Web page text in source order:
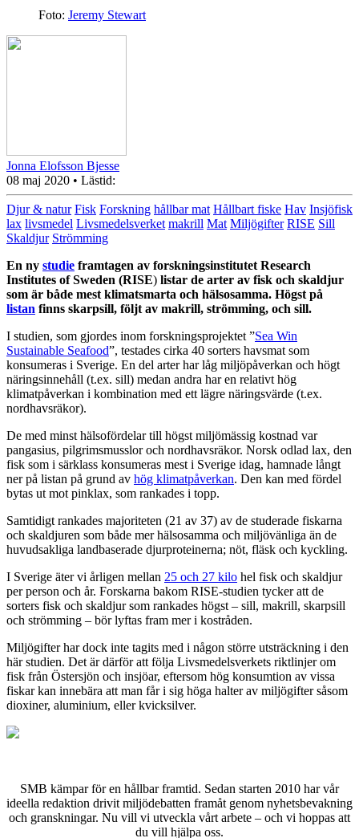
Foto: Jeremy Stewart
Jonna Elofsson Bjesse
08 maj 2020 • Lästid:
Djur & natur Fisk Forskning hållbar mat Hållbart fiske Hav Insjöfisk
lax livsmedel Livsmedelsverket makrill Mat Miljögifter RISE Sill
Skaldjur Strömming
En ny studie framtagen av forskningsinstitutet Research
Institutes of Sweden (RISE) listar de arter av fisk och skaldjur
som är både mest klimatsmarta och hälsosamma. Högst på
listan finns skarpsill, följt av makrill, strömming, och sill.
I studien, som gjordes inom forskningsprojektet ”Sea Win
Sustainable Seafood”, testades cirka 40 sorters havsmat som
konsumeras i Sverige. En del arter har låg miljöpåverkan och högt
näringsinnehåll (t.ex. sill) medan andra har en relativt hög
klimatpåverkan i kombination med ett lägre näringsvärde (t.ex.
nordhavsräkor).
De med minst hälsofördelar till högst miljömässig kostnad var
pangasius, pilgrimsmusslor och nordhavsräkor. Norsk odlad lax, den
fisk som i särklass konsumeras mest i Sverige idag, hamnade långt
ner på listan på grund av hög klimatpåverkan. Den kan med fördel
bytas ut mot pinklax, som rankades i topp.
Samtidigt rankades majoriteten (21 av 37) av de studerade fiskarna
och skaldjuren som både mer hälsosamma och miljövänliga än de
huvudsakliga landbaserade djurproteinerna; nöt, fläsk och kyckling.
I Sverige äter vi årligen mellan 25 och 27 kilo hel fisk och skaldjur
per person och år. Forskarna bakom RISE-studien tycker att de
sorters fisk och skaldjur som rankades högst – sill, makrill, skarpsill
och strömming – bör lyftas fram mer i kostråden.
Miljögifter har dock inte tagits med i någon större utsträckning i den
här studien. Det är därför att följa Livsmedelsverkets riktlinjer om
fisk från Östersjön och insjöar, eftersom hög konsumtion av vissa
fiskar kan innebära att man får i sig höga halter av miljögifter såsom
dioxiner, aluminium, eller kvicksilver.
SMB kämpar för en hållbar framtid. Sedan starten 2010 har vår
ideella redaktion drivit miljödebatten framåt genom nyhetsbevakning
och granskningar. Nu vill vi utveckla vårt arbete – och vi hoppas att
du vill hjälpa oss.